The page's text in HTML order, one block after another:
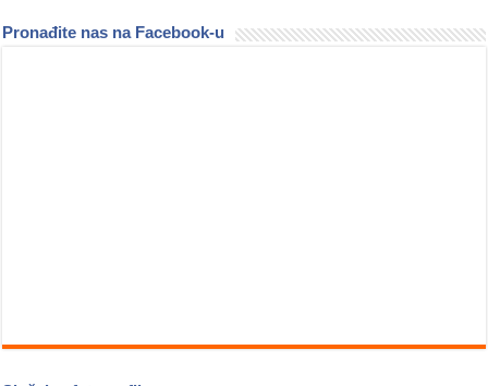
Pronađite nas na Facebook-u